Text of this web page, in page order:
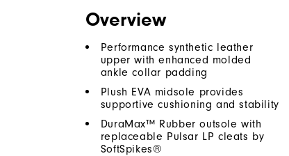
Overview
Performance synthetic leather
upper with enhanced molded
ankle collar padding
Plush EVA midsole provides
supportive cushioning and stability
DuraMax™ Rubber outsole with
replaceable Pulsar LP cleats by
SoftSpikes®